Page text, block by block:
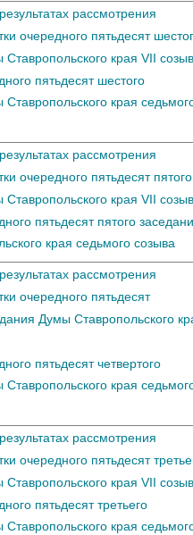
рассмотрения
очередного пятьдесят
края VII
пятьдесят шестого
края
рассмотрения
очередного пятьдесят пятого
края VII
пятьдесят пятого
края седьмого созыва
рассмотрения
очередного пятьдесят
Думы Ставропольского
пятьдесят четвертого
края
рассмотрения
очередного пятьдесят
края VII
пятьдесят третьего
края